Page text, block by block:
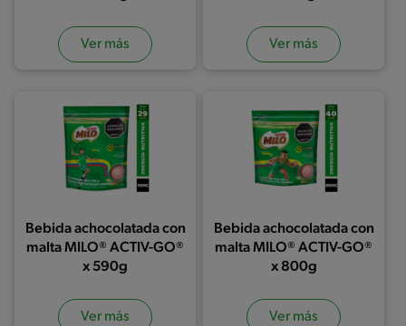
Ver más Ver más
Bebida achocolatada con
malta MILO® ACTIV-GO®
x 590g
Ver más
Bebida achocolatada con
malta MILO® ACTIV-GO®
x 800g
Ver más